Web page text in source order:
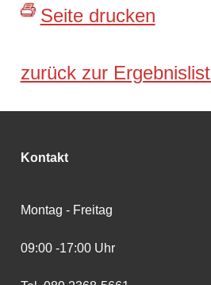
Seite drucken
zurück zur
Kontakt
Montag - Freitag
09:00 -17:00 Uhr